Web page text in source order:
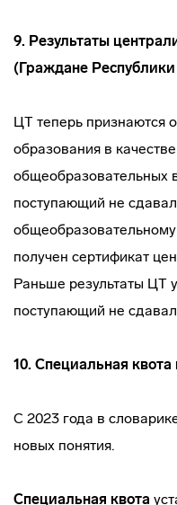
9. Результаты
(Граждане
ЦТ теперь признаются
образования в
общеобразовательных
поступающий не
получен сертификат
Раньше результаты ЦТ
поступающий не
10. Специальная
С 2023 года в
новых понятия.
Специальная квота